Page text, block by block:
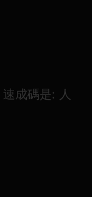
成碼是: 人